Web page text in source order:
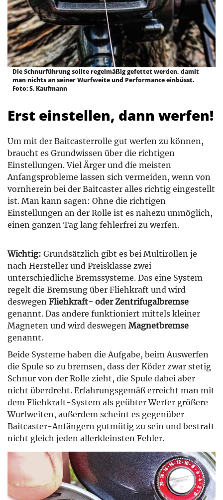
Die Schnurführung sollte regelmäßig gefettet werden, damit
man nichts an seiner Wurfweite und Performance einbüsst.
Foto: S. Kaufmann
Erst einstellen, dann werfen!
Um mit der Baitcasterrolle gut werfen zu können,
braucht es Grundwissen über die richtigen
Einstellungen. Viel Ärger und die meisten
Anfangsprobleme lassen sich vermeiden, wenn von
vornherein bei der Baitcaster alles richtig eingestellt
ist. Man kann sagen: Ohne die richtigen
Einstellungen an der Rolle ist es nahezu unmöglich,
einen ganzen Tag lang fehlerfrei zu werfen.
Wichtig: Grundsätzlich gibt es bei Multirollen je
nach Hersteller und Preisklasse zwei
unterschiedliche Bremssysteme. Das eine System
regelt die Bremsung über Fliehkraft und wird
deswegen Fliehkraft- oder Zentrifugalbremse
genannt. Das andere funktioniert mittels kleiner
Magneten und wird deswegen Magnetbremse
genannt.
Beide Systeme haben die Aufgabe, beim Auswerfen
die Spule so zu bremsen, dass der Köder zwar stetig
Schnur von der Rolle zieht, die Spule dabei aber
nicht überdreht. Erfahrungsgemäß erreicht man mit
dem Fliehkraft-System als geübter Werfer größere
Wurfweiten, außerdem scheint es gegenüber
Baitcaster-Anfängern gutmütig zu sein und bestraft
nicht gleich jeden allerkleinsten Fehler.